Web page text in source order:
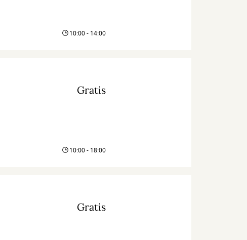
10:00 - 14:00
Gratis
10:00 - 18:00
Gratis